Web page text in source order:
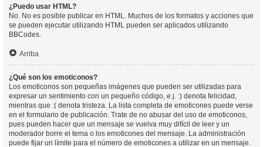
¿Puedo usar HTML?
No. No es posible publicar en HTML. Muchos de los formatos y acciones que
se pueden ejecutar utilizando HTML pueden ser aplicados utilizando
BBCodes.
Arriba
¿Qué son los emoticonos?
Los emoticonos son pequeñas imágenes que pueden ser utilizadas para
expresar un sentimiento con un pequeño código, e.j. :) denota felicidad,
mientras que :( denota tristeza. La lista completa de emoticones puede verse
en el formulario de publicación. Trate de no abusar del uso de emoticonos,
pues pueden hacer que un mensaje se vuelva muy difícil de leer y un
moderador borre el tema o los emoticones del mensaje. La administración
puede fijar un límite para el número de emoticones a utilizar en un mensaje.